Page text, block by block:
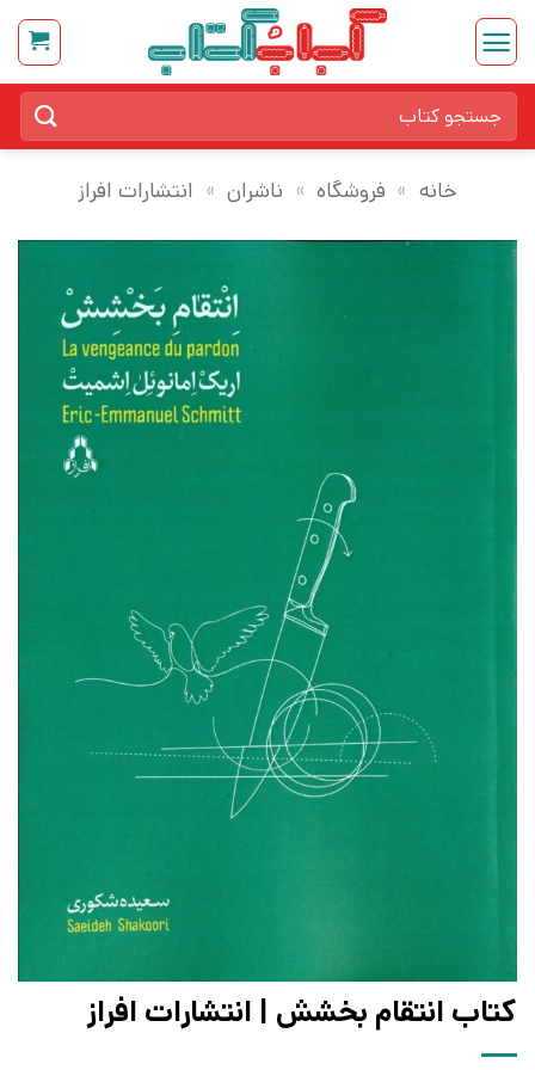
Skip
content
برای:
خانه » فروشگاه » ناشران » انتشارات افراز
کتاب انتقام بخشش | انتشارات افراز